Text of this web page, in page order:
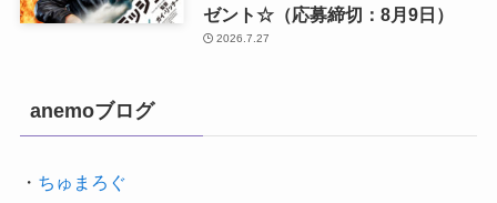
ゼント☆（応募締切：8月9日）
2026.7.27
anemoブログ
・ ちゅまろぐ